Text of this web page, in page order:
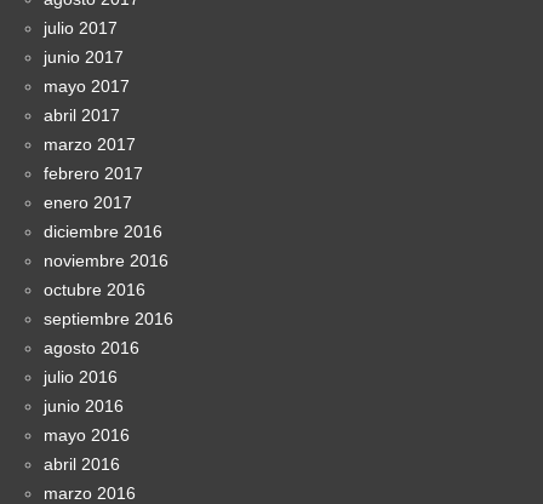
julio 2017
junio 2017
mayo 2017
abril 2017
marzo 2017
febrero 2017
enero 2017
diciembre 2016
noviembre 2016
octubre 2016
septiembre 2016
agosto 2016
julio 2016
junio 2016
mayo 2016
abril 2016
marzo 2016